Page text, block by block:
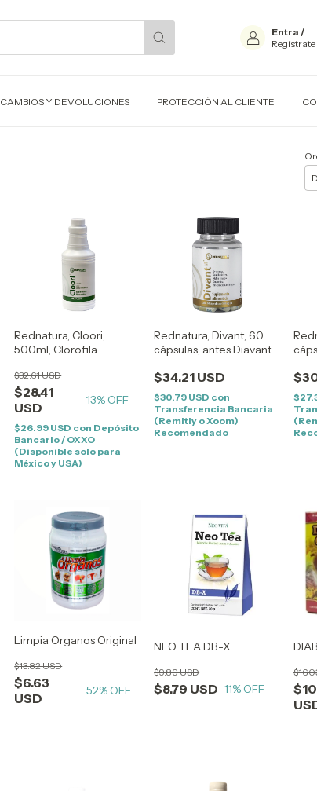
Entra /
Regístrate
CAMBIOS Y DEVOLUCIONES PROTECCIÓN AL CLIENTE
Rednatura, Cloori,
500ml, Clorofila
$28.41
USD
$32.61 USD
13% OFF
$26.99 USD con Depósito
Bancario / OXXO
(Disponible solo para
México y USA)
Rednatura, Divant, 60
cápsulas, antes Diavant
$34.21 USD
$30.79 USD con
Transferencia Bancaria
(Remitly o Xoom)
Recomendado
Limpia Organos Original
$6.63
USD
$13.82 USD
52% OFF
NEO TEA DB-X
$8.79 USD
$9.89 USD
11% OFF